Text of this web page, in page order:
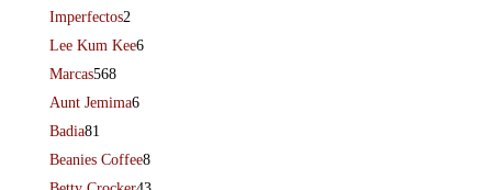
Imperfectos2
Lee Kum Kee6
Marcas568
Aunt Jemima6
Badia81
Beanies Coffee8